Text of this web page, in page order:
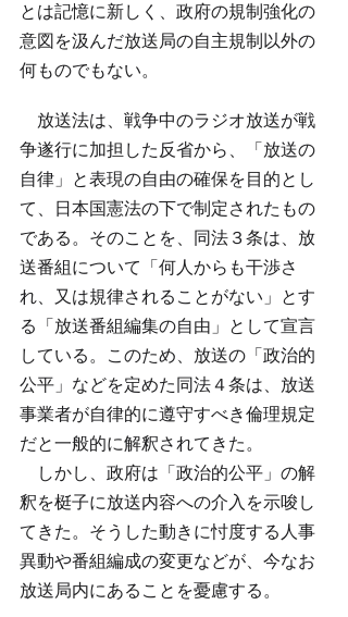
とは記憶に新しく、政府の規制強化の
意図を汲んだ放送局の自主規制以外の
何ものでもない。
放送法は、戦争中のラジオ放送が戦
争遂行に加担した反省から、「放送の
自律」と表現の自由の確保を目的とし
て、日本国憲法の下で制定されたもの
である。そのことを、同法３条は、放
送番組について「何人からも干渉さ
れ、又は規律されることがない」とす
る「放送番組編集の自由」として宣言
している。このため、放送の「政治的
公平」などを定めた同法４条は、放送
事業者が自律的に遵守すべき倫理規定
だと一般的に解釈されてきた。
しかし、政府は「政治的公平」の解
釈を梃子に放送内容への介入を示唆し
てきた。そうした動きに忖度する人事
異動や番組編成の変更などが、今なお
放送局内にあることを憂慮する。